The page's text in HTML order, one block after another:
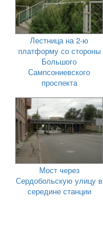
Лестница на 2-ю
платформу со стороны
Большого
Сампсониевского
проспекта
Мост через
Сердобольскую улицу в
середине станции